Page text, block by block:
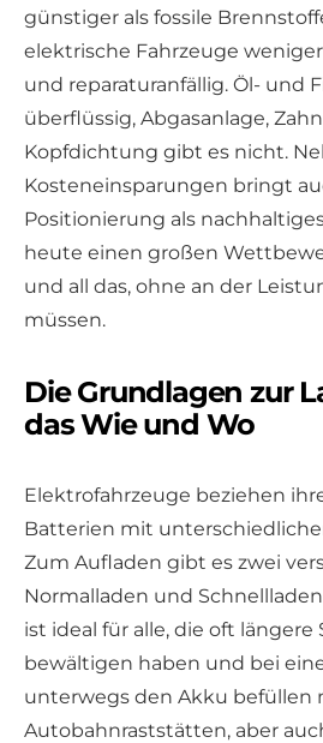
günstiger als fossile
elektrische Fahrzeuge
und reparaturanfällig. Öl- und
überflüssig, Abgasanlage,
Kopfdichtung gibt es nicht.
Kosteneinsparungen bringt
Positionierung als
heute einen großen
und all das, ohne an der
müssen.
Die Grundlagen zur
das Wie und Wo
Elektrofahrzeuge beziehen
Batterien mit
Zum Aufladen gibt es zwei
Normalladen und
ist ideal für alle, die oft längere
bewältigen haben und bei
unterwegs den Akku befüllen
Autobahnraststätten, aber